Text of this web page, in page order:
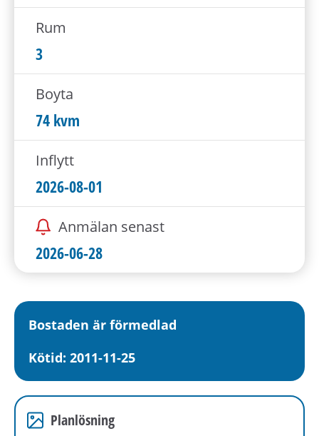
n
t
Rum
3
Boyta
74 kvm
Inflytt
2026-08-01
Anmälan senast
2026-06-28
Bostaden är förmedlad
Kötid: 2011-11-25
Planlösning